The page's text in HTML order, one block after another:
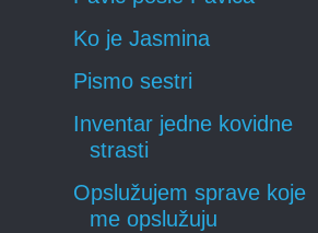
Ko je Jasmina
Pismo sestri
Inventar jedne kovidne
strasti
Opslužujem sprave koje
me opslužuju